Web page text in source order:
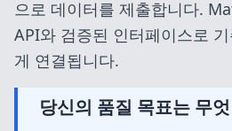
으로 데이터를 제출합니다.
API와 검증된 인터페이스로
게 연결됩니다.
당신의 품질 목표는 무